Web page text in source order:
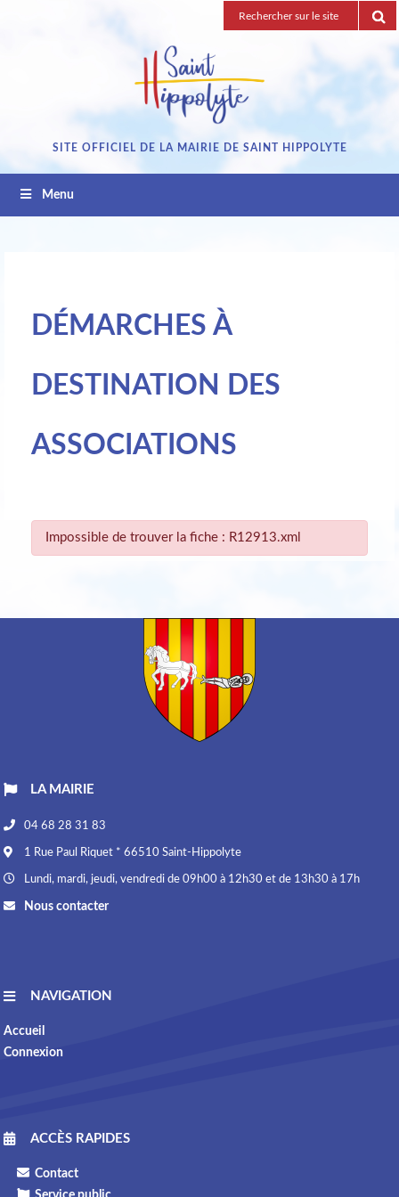
Recherche
pour
SITE OFFICIEL DE LA MAIRIE DE SAINT HIPPOLYTE
Menu
DÉMARCHES À
DESTINATION DES
ASSOCIATIONS
Impossible de trouver la fiche : R12913.xml
LA MAIRIE
04 68 28 31 83
1 Rue Paul Riquet * 66510 Saint-Hippolyte
Lundi, mardi, jeudi, vendredi de 09h00 à 12h30 et de 13h30 à 17h
Nous contacter
NAVIGATION
Accueil
Connexion
ACCÈS RAPIDES
Contact